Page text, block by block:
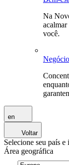
Na
acalmar
você.
en
Voltar
Selecione seu país
Área geográfica